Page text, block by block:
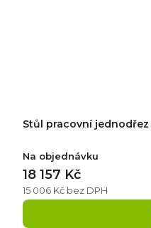
Stůl pracovní jednodřez
Na objednávku
15 006 Kč bez DPH
18 157 Kč